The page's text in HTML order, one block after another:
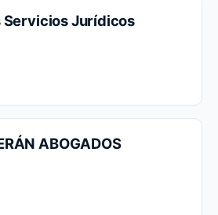
Servicios Jurídicos
ABOGADOS